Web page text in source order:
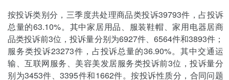
按投诉类别分，三季度共处理商品类投诉39793件，占投诉
总量的63.10%。其中家居用品、服装鞋帽、家用电器居商
品类投诉前3位，投诉量分别为6927件、6564件和3893件；
服务类投诉23273件，占投诉总量的36.90%。其中交通运
输、互联网服务、美容美发居服务类投诉前3位，投诉量分
别为3453件、3395件和1662件。按投诉性质分，合同问题